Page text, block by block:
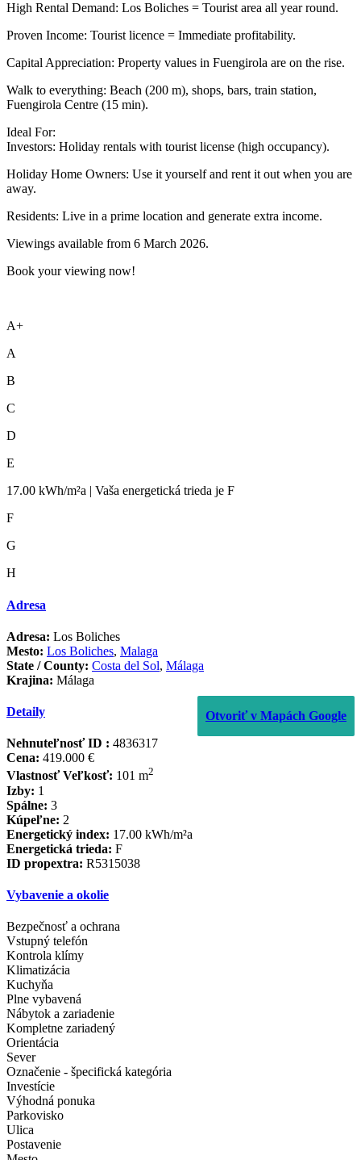
High Rental Demand: Los Boliches = Tourist area all year round.
Proven Income: Tourist licence = Immediate profitability.
Capital Appreciation: Property values in Fuengirola are on the rise.
Walk to everything: Beach (200 m), shops, bars, train station,
Fuengirola Centre (15 min).
Ideal For:
Investors: Holiday rentals with tourist license (high occupancy).
Holiday Home Owners: ‌Use ‌it ‌yourself ‌and ‌rent it ‌out ‌when you ‌are
away. ‌
Residents: Live in ‌a ‌prime ‌location and generate ‌extra ‌income.
Viewings available from ‌6 ‌March ‌2026.
Book ‌your ‌viewing ‌now!
A+
A
B
C
D
E
17.00 kWh/m²a | Vaša energetická trieda je F
F
G
H
Adresa
Adresa: Los Boliches
Mesto: Los Boliches, Malaga
State / County: Costa del Sol, Málaga
Krajina: Málaga
Otvoriť v Mapách Google
Detaily
Nehnuteľnosť ID : 4836317
Cena: 419.000 €
Vlastnosť Veľkosť: 101 m2
Izby: 1
Spálne: 3
Kúpeľne: 2
Energetický index: 17.00 kWh/m²a
Energetická trieda: F
ID propextra: R5315038
Vybavenie a okolie
Bezpečnosť a ochrana
Vstupný telefón
Kontrola klímy
Klimatizácia
Kuchyňa
Plne vybavená
Nábytok a zariadenie
Kompletne zariadený
Orientácia
Sever
Označenie - špecifická kategória
Investície
Výhodná ponuka
Parkovisko
Ulica
Postavenie